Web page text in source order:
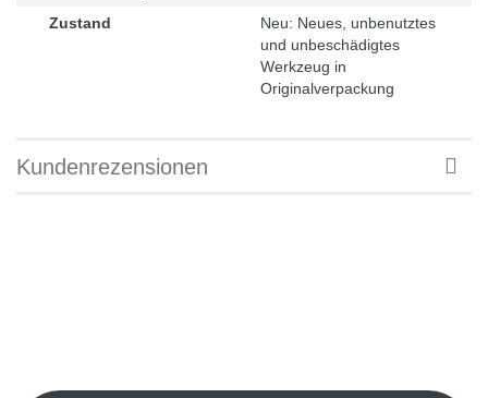
Zustand
Neu: Neues, unbenutztes
und unbeschädigtes
Werkzeug in
Originalverpackung
Kundenrezensionen